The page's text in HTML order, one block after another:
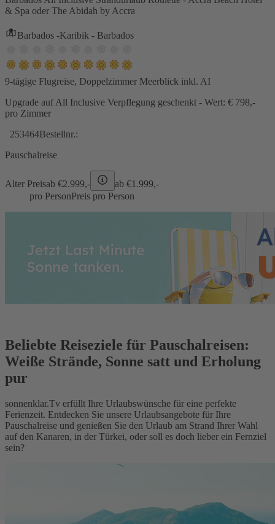
& Spa oder The Abidah by Accra
Barbados -Karibik - Barbados
9-tägige Flugreise, Doppelzimmer Meerblick inkl. AI
Upgrade auf All Inclusive Verpflegung geschenkt - Wert: € 798,-
pro Zimmer
253464Bestellnr.:
Pauschalreise
Alter Preisab €2.999,- ab €1.999,-
pro PersonPreis pro Person
Beliebte Reiseziele für Pauschalreisen:
Weiße Strände, Sonne satt und Erholung
pur
sonnenklar.Tv erfüllt Ihre Urlaubswünsche für eine perfekte
Ferienzeit. Entdecken Sie unsere Urlaubsangebote für Ihre
Pauschalreise und genießen Sie den Urlaub am Strand Ihrer Wahl
auf den Kanaren, in der Türkei, oder soll es doch lieber ein Fernziel
sein?